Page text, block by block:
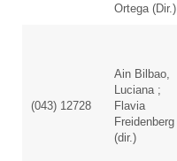
Ortega (Dir.)
(043) 12728
Ain Bilbao,
Luciana ;
Flavia
Freidenberg
(dir.)